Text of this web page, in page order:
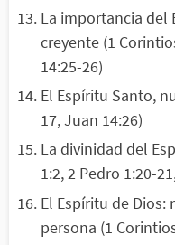
La importancia del
creyente (1
14:25-26)
El Espíritu Santo,
17, Juan 14:26)
La divinidad del
1:2, 2 Pedro 1:20-
El Espíritu de Dios:
persona (1